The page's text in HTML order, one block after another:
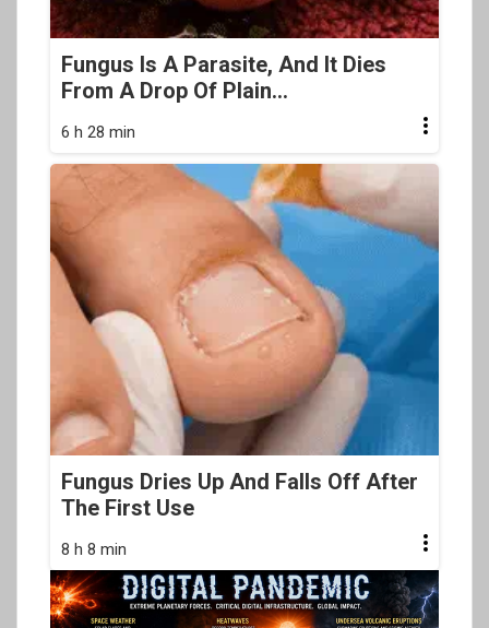
Fungus Is A Parasite, And It Dies
From A Drop Of Plain...
6 h 28 min
Fungus Dries Up And Falls Off After
The First Use
8 h 8 min